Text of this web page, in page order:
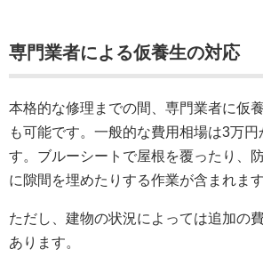
専門業者による仮養生の対応
本格的な修理までの間、専門業者に仮
も可能です。一般的な費用相場は3万
す。ブルーシートで屋根を覆ったり、
に隙間を埋めたりする作業が含まれます
ただし、建物の状況によっては追加の
あります。